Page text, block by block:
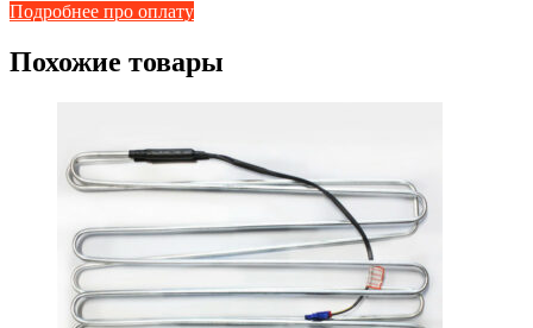
Подробнее про оплату
Похожие товары